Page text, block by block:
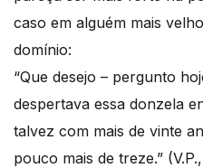
caso em alguém mais
domínio:
“Que desejo – pergunto
despertava essa donzela
talvez com mais de vinte
pouco mais de treze.”